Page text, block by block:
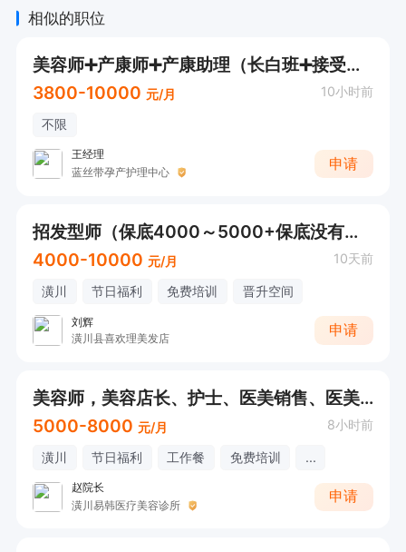
相似的职位
美容师➕产康师➕产康助理（长白班➕接受小白➕有师傅带）
3800-10000 元/月 10小时前
不限
王经理
蓝丝带孕产护理中心
申请
招发型师（保底4000～5000+保底没有业绩要求）
4000-10000 元/月 10天前
潢川 节日福利 免费培训 晋升空间
刘辉
潢川县喜欢理美发店
申请
美容师，美容店长、护士、医美销售、医美咨询师、医美运营 5大岗位同时在招
5000-8000 元/月 8小时前
潢川 节日福利 工作餐 免费培训 ...
赵院长
潢川易韩医疗美容诊所
申请